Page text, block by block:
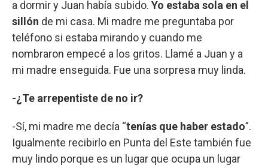
a dormir y Juan había subido. Yo estaba sola en el
sillón de mi casa. Mi madre me preguntaba por
teléfono si estaba mirando y cuando me
nombraron empecé a los gritos. Llamé a Juan y a
mi madre enseguida. Fue una sorpresa muy linda.
-¿Te arrepentiste de no ir?
-Sí, mi madre me decía “tenías que haber estado”.
Igualmente recibirlo en Punta del Este también fue
muy lindo porque es un lugar que ocupa un lugar